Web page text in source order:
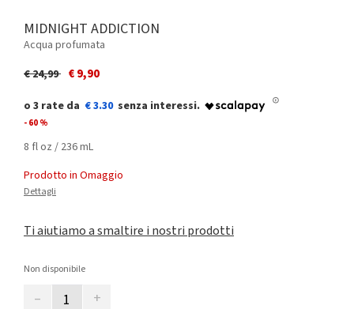
MIDNIGHT ADDICTION
Acqua profumata
Price reduced from
€ 24,99to€ 9,90
€ 3.30
- 60 %
8 fl oz / 236 mL
Prodotto in Omaggio
Dettagli
Ti aiutiamo a smaltire i nostri prodotti
Non disponibile
– +